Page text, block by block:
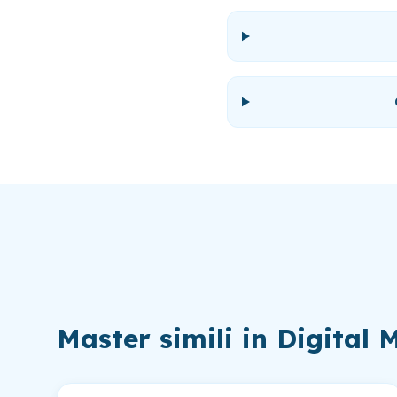
Master simili in Digital